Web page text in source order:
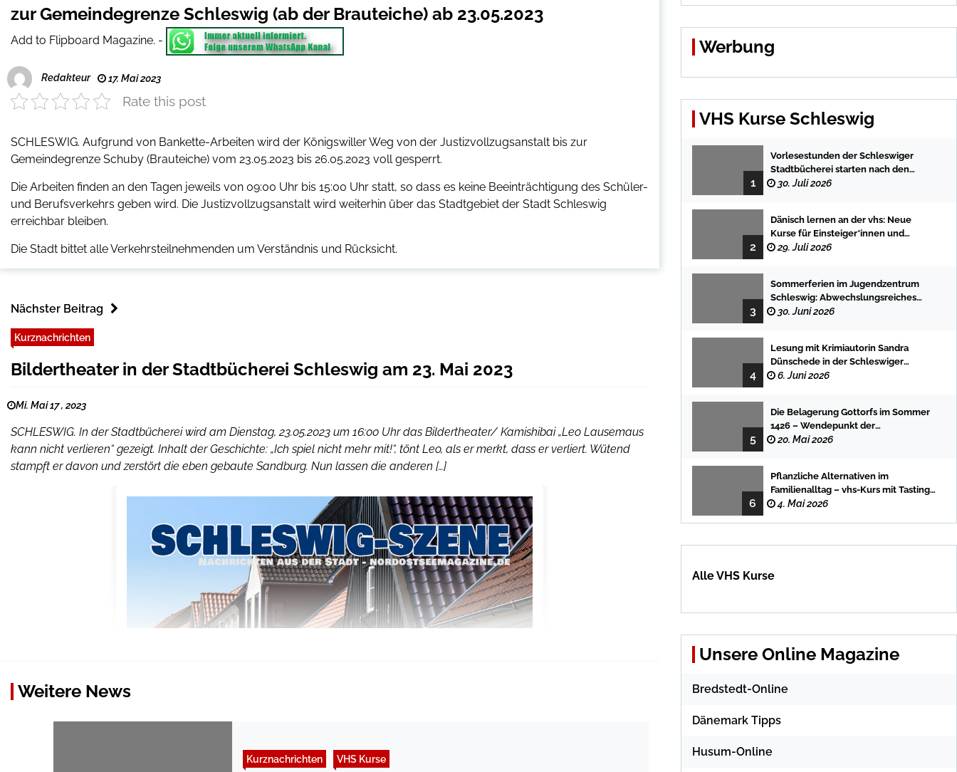
zur Gemeindegrenze Schleswig (ab der Brauteiche) ab 23.05.2023
Add to Flipboard Magazine. -
Redakteur 17. Mai 2023
Rate this post
SCHLESWIG. Aufgrund von Bankette-Arbeiten wird der Königswiller Weg von der Justizvollzugsanstalt bis zur
Gemeindegrenze Schuby (Brauteiche) vom 23.05.2023 bis 26.05.2023 voll gesperrt.
Die Arbeiten finden an den Tagen jeweils von 09:00 Uhr bis 15:00 Uhr statt, so dass es keine Beeinträchtigung des Schüler-
und Berufsverkehrs geben wird. Die Justizvollzugsanstalt wird weiterhin über das Stadtgebiet der Stadt Schleswig
erreichbar bleiben.
Die Stadt bittet alle Verkehrsteilnehmenden um Verständnis und Rücksicht.
Nächster Beitrag
Kurznachrichten
Bildertheater in der Stadtbücherei Schleswig am 23. Mai 2023
Mi. Mai 17 , 2023
SCHLESWIG. In der Stadtbücherei wird am Dienstag, 23.05.2023 um 16:00 Uhr das Bildertheater/ Kamishibai „Leo Lausemaus
kann nicht verlieren“ gezeigt. Inhalt der Geschichte: „Ich spiel nicht mehr mit!“, tönt Leo, als er merkt, dass er verliert. Wütend
stampft er davon und zerstört die eben gebaute Sandburg. Nun lassen die anderen […]
Weitere News
Kurznachrichten VHS Kurse
Werbung
VHS Kurse Schleswig
1
Vorlesestunden der Schleswiger
Stadtbücherei starten nach den
Sommerferien mit spannenden
30. Juli 2026
2
Dänisch lernen an der vhs: Neue
Kurse für Einsteiger*innen und
Fortgeschrittene
29. Juli 2026
3
Sommerferien im Jugendzentrum
Schleswig: Abwechslungsreiches
Programm für Kinder und Jugendliche
30. Juni 2026
4
Lesung mit Krimiautorin Sandra
Dünschede in der Schleswiger
Stadtbücherei
6. Juni 2026
5
Die Belagerung Gottorfs im Sommer
1426 – Wendepunkt der
Landesgeschichte
20. Mai 2026
6
Pflanzliche Alternativen im
Familienalltag – vhs-Kurs mit Tasting
und einfachen DIY-Rezepten
4. Mai 2026
Alle VHS Kurse
Unsere Online Magazine
Bredstedt-Online
Dänemark Tipps
Husum-Online